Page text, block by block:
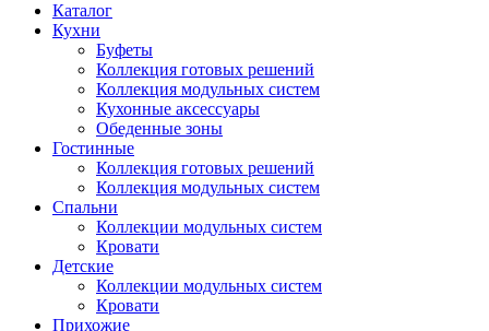
Каталог
Кухни
Буфеты
Коллекция готовых решений
Коллекция модульных систем
Кухонные аксессуары
Обеденные зоны
Гостинные
Коллекция готовых решений
Коллекция модульных систем
Спальни
Коллекции модульных систем
Кровати
Детские
Коллекции модульных систем
Кровати
Прихожие